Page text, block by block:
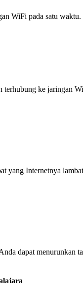
WiFi pada satu
ke jaringan
yang Internetnya
dapat menurunkan